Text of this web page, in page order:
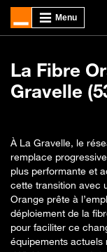
La Fibre
Gravelle
À La Gravelle, le
remplace
plus performante et
cette transition avec
Orange prête à
déploiement de la
pour faciliter ce
équipements actuels